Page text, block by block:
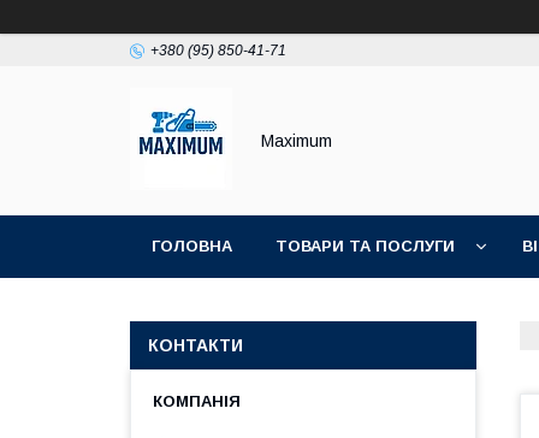
+380 (95) 850-41-71
Maximum
ГОЛОВНА ТОВАРИ ТА ПОСЛУГИ
КОНТАКТИ